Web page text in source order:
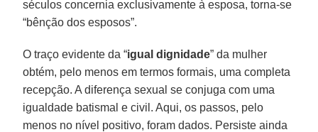
séculos concernia exclusivamente à esposa, torna-se
“bênção dos esposos”.
O traço evidente da “igual dignidade” da mulher
obtém, pelo menos em termos formais, uma completa
recepção. A diferença sexual se conjuga com uma
igualdade batismal e civil. Aqui, os passos, pelo
menos no nível positivo, foram dados. Persiste ainda